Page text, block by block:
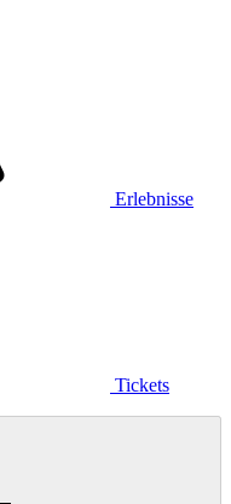
Erlebnisse
Tickets